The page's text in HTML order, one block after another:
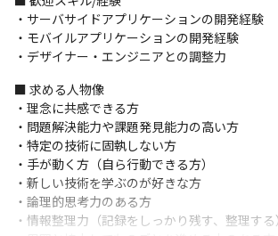
ことを考えています。
企画からの要求を要件に落とし、UI・UX の議
テスト・リリースまで一貫して携わっていただ
ご経験に応じてではございますが、1タスクの
能の開発リーダー（分析・要件定義、設計、タ
っていくなど、徐々に業務を広げていただきま
自らが設計・実装した機能がユーザーの元に届
きていることにやりがいを感じることができま
ユーザーによい体験を提供することを目的とし
UX の議論や実装時にユーザーの体験を損なわ
ことに力をいれていただきながら、実際にユー
・サーバサイドアプリケーションの開発経験
・モバイルアプリケーションの開発経験
・デザイナー・エンジニアとの調整力
■ 求める人物像
・理念に共感できる方
・問題解決能力や課題発見能力の高い方
・特定の技術に固執しない方
・手が動く方（自ら行動できる方）
・新しい技術を学ぶのが好きな方
・論理的思考力のある方
・情報整理力（記録をしっかり残す、整理す